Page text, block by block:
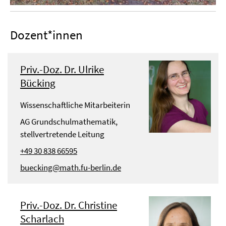
Dozent*innen
Priv.-Doz. Dr. Ulrike
Bücking
Wissenschaftliche Mitarbeiterin
AG Grundschulmathematik,
stellvertretende Leitung
+49 30 838 66595
buecking@math.fu-berlin.de
Priv.-Doz. Dr. Christine
Scharlach